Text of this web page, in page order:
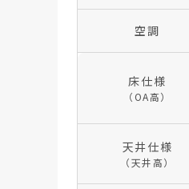
空調
床仕様
（OA高）
天井仕様
（天井高）